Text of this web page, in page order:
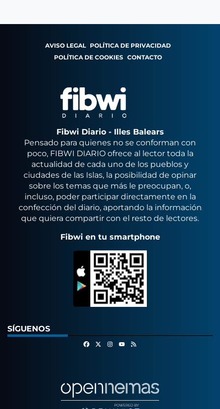
AVISO LEGAL POLÍTICA DE PRIVACIDAD
POLÍTICA DE COOKIES CONTACTO
Fibwi Diario - Illes Balears
Pensado para quienes no se conforman con
poco, FIBWI DIARIO ofrece al lector toda la
actualidad de cada uno de los pueblos y
ciudades de las Islas, la posibilidad de opinar
sobre los temas que más le preocupan, o,
incluso, poder participar directamente en la
confección del diario, aportando la información
que quiera compartir con el resto de lectores.
Fibwi en tu smartphone
SÍGUENOS
FacebookInstagram